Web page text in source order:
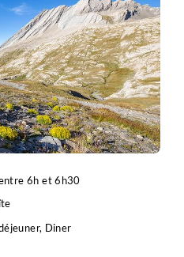
de la tête de Jacquette
6h et 6h30
Diner